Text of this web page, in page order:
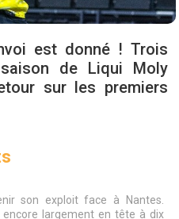
est donné ! Trois
de Liqui Moly
sur les premiers
son exploit face à Nantes.
largement en tête à dix